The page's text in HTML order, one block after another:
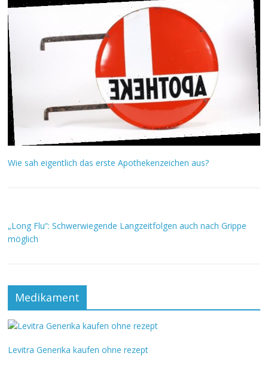
Wie sah eigentlich das erste Apothekenzeichen aus?
„Long Flu“: Schwerwiegende Langzeitfolgen auch nach Grippe
möglich
Medikament
Levitra Generika kaufen ohne rezept